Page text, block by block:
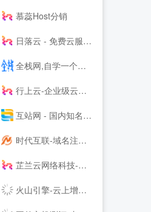
慕蕊Host分销
日落云 - 免费云服务器免费主机专注优质云服务
全栈网,自学一个全栈工程师
行上云-企业级云服务器-虚拟云主机-高防服务器租用托管服务商
互站网 - 国内知名的网站交易、源码交易、域名交易服务中心
时代互联-域名注册查询,虚拟主机,云服务器租用等领导品牌服务
芷兰云网络科技-领先的云计算服务商！[www.zhilanit.com]-四川成都天府热线高防服务器,德阳高防服务器,成都服务器托管,成都服务器租用,成都云服务器,成都高防vps,云计算
火山引擎-云上增长新动力